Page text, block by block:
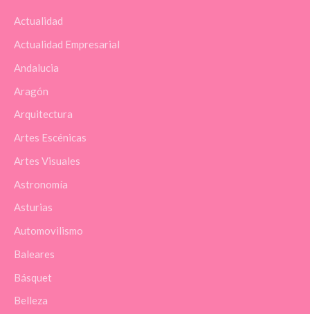
Actualidad
Actualidad Empresarial
Andalucia
Aragón
Arquitectura
Artes Escénicas
Artes Visuales
Astronomía
Asturias
Automovilismo
Baleares
Básquet
Belleza